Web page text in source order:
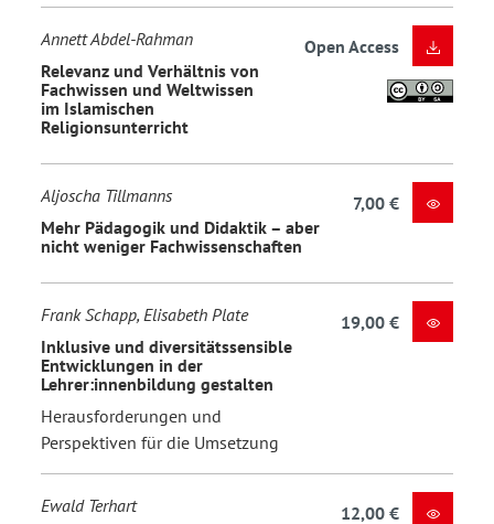
Annett Abdel-Rahman
Relevanz und Verhältnis von
Fachwissen und Weltwissen
im Islamischen
Religionsunterricht
Open Access
Aljoscha Tillmanns
Mehr Pädagogik und Didaktik – aber
nicht weniger Fachwissenschaften
7,00 €
Frank Schapp, Elisabeth Plate
Inklusive und diversitätssensible
Entwicklungen in der
Lehrer:innenbildung gestalten
Herausforderungen und
Perspektiven für die Umsetzung
19,00 €
Ewald Terhart 12,00 €